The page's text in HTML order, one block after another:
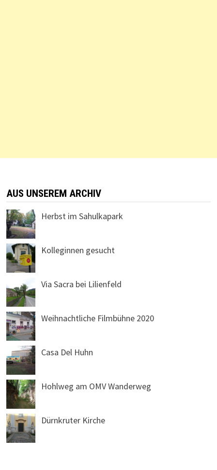
AUS UNSEREM ARCHIV
Herbst im Sahulkapark
Kolleginnen gesucht
Via Sacra bei Lilienfeld
Weihnachtliche Filmbühne 2020
Casa Del Huhn
Hohlweg am OMV Wanderweg
Dürnkruter Kirche